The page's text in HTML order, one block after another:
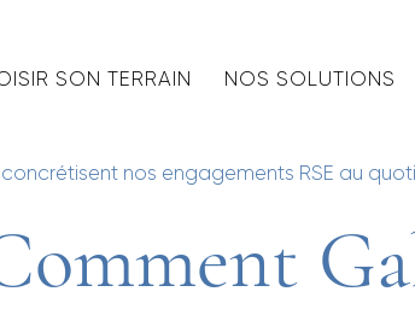
SON TERRAIN NOS SOLUTIONS
nos engagements RSE au